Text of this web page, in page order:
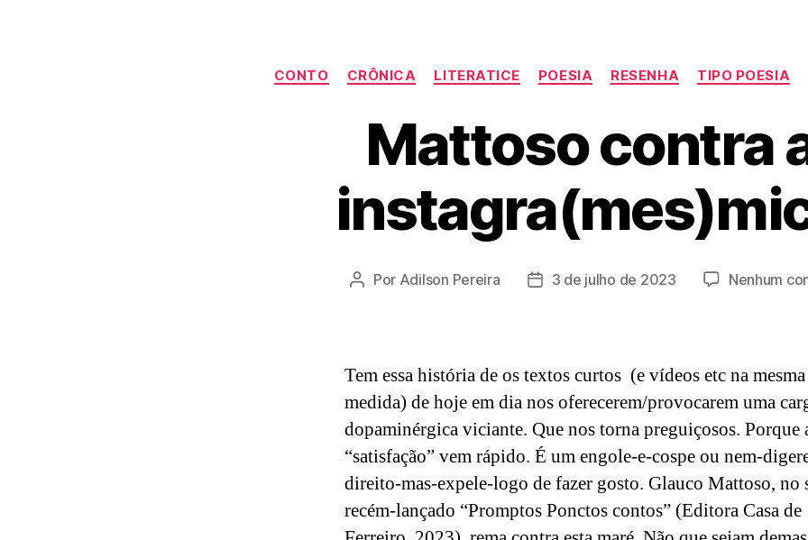
Categorias
CONTO CRÔNICA LITERATICE POESIA RESENHA TIPO POESIA
Mattoso contra
Autor
Por Adilson Pereira
Data3 de julho de 2023 Nenhum
Tem essa história de os textos curtos (e vídeos etc na mesma
medida) de hoje em dia nos oferecerem/provocarem uma
dopaminérgica viciante. Que nos torna preguiçosos. Porque
“satisfação” vem rápido. É um engole-e-cospe ou nem-
direito-mas-expele-logo de fazer gosto. Glauco Mattoso, no
recém-lançado “Promptos Ponctos contos” (Editora Casa de